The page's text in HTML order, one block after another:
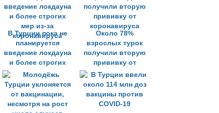
В Турции пока не
планируется
введение локдауна
и более строгих
мер из-за
коронавируса
Около 78%
взрослых турок
получили вторую
прививку от
коронавируса